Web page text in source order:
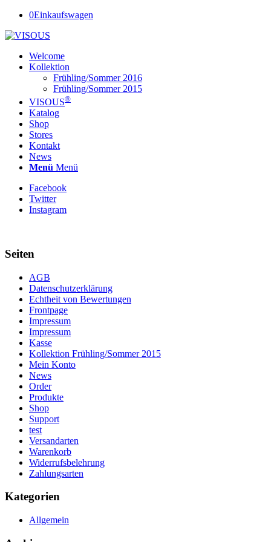
0Einkaufswagen
Welcome
Kollektion
Frühling/Sommer 2016
Frühling/Sommer 2015
VISOUS®
Katalog
Shop
Stores
Kontakt
News
Menü Menü
Facebook
Twitter
Instagram
Seiten
AGB
Datenschutzerklärung
Echtheit von Bewertungen
Frontpage
Impressum
Impressum
Kasse
Kollektion Frühling/Sommer 2015
Mein Konto
News
Order
Produkte
Shop
Support
test
Versandarten
Warenkorb
Widerrufsbelehrung
Zahlungsarten
Kategorien
Allgemein